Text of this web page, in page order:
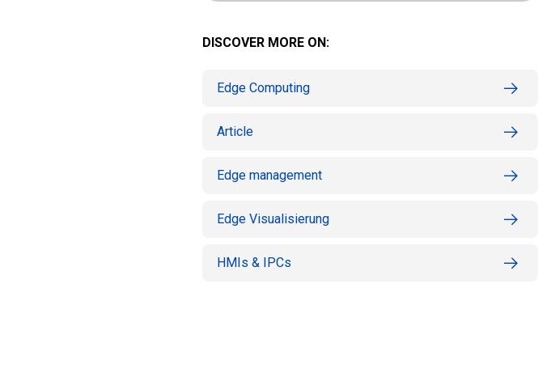
DISCOVER MORE ON:
Edge Computing
Article
Edge management
Edge Visualisierung
HMIs & IPCs